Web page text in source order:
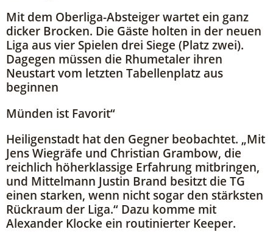
Mit dem Oberliga-Absteiger wartet ein ganz
dicker Brocken. Die Gäste holten in der neuen
Liga aus vier Spielen drei Siege (Platz zwei).
Dagegen müssen die Rhumetaler ihren
Neustart vom letzten Tabellenplatz aus
beginnen
Münden ist Favorit“
Heiligenstadt hat den Gegner beobachtet. „Mit
Jens Wiegräfe und Christian Grambow, die
reichlich höherklassige Erfahrung mitbringen,
und Mittelmann Justin Brand besitzt die TG
einen starken, wenn nicht sogar den stärksten
Rückraum der Liga.“ Dazu komme mit
Alexander Klocke ein routinierter Keeper.